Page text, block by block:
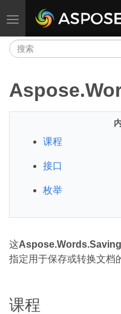
切换导航
课程
接口
枚举
这Aspose.Words.Saving
指定用于保存或转换文档
课程